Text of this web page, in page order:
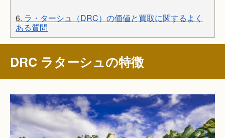
6. ラ・ターシュ（DRC）の価値と買取に関するよく
ある質問
DRC ラターシュの特徴